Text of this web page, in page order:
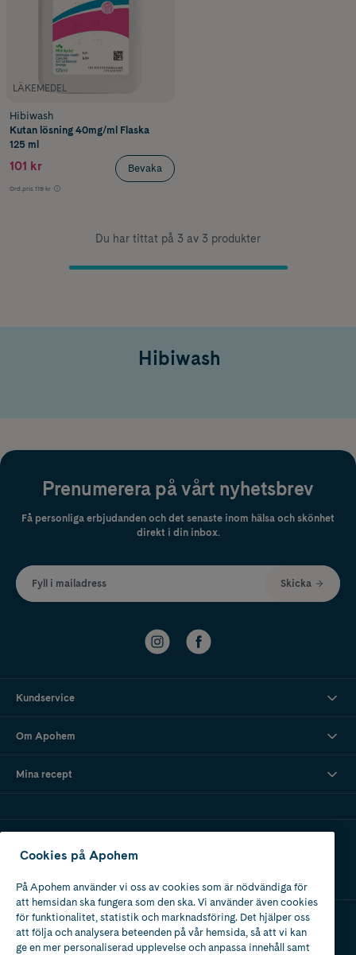
LÄKEMEDEL
Hibiwash
Kutan lösning 40mg/ml Flaska
125 ml
101 kr
Ord.pris 119 kr
Bevaka
Du har tittat på 3 av 3 produkter
Hibiwash
Prenumerera på vårt nyhetsbrev
Få personliga erbjudanden och det senaste inom hälsa och skönhet
direkt i din inbox.
Fyll i mailadress Skicka
Kundservice
Om Apohem
Mina recept
Apotek med tillstånd
av Läkemedelsverket
Cookies på Apohem
På Apohem använder vi oss av cookies som är nödvändiga för
att hemsidan ska fungera som den ska. Vi använder även cookies
för funktionalitet, statistik och marknadsföring. Det hjälper oss
att följa och analysera beteenden på vår hemsida, så att vi kan
ge en mer personaliserad upplevelse och anpassa innehåll samt